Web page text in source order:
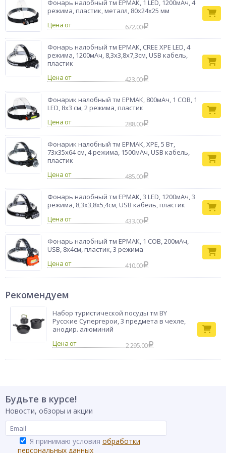
Тип товара
Фонарь
налобный
Бренд
Фонарь налобный тм ЕРМАК, 1 LED, 1200мАч, 4
режима, пластик, металл, 80х24х25 мм
Цена от
672.00
Фонарь налобный тм ЕРМАК, CREE XPE LED, 4
режима, 1200мАч, 8,3х3,8х7,3см, USB кабель,
пластик
Цена от
423.00
Фонарик налобный тм ЕРМАК, 800мАч, 1 COB, 1
LED, 8х3 см, 2 режима, пластик
Цена от
288.00
Фонарик налобный тм ЕРМАК, XPE, 5 Вт,
73х35х64 см, 4 режима, 1500мАч, USВ кабель,
пластик
Цена от
485.00
Фонарь налобный тм ЕРМАК, 3 LED, 1200мАч, 3
режима, 8,3х3,8х5,4см, USB кабель, пластик
Цена от
433.00
Фонарь налобный тм ЕРМАК, 1 COB, 200мАч,
USB, 8х4см, пластик, 3 режима
Цена от
410.00
Рекомендуем
Набор туристической посуды тм BY
Русские Супергерои, 3 предмета в чехле,
анодир. алюминий
2 295.00
Будьте в курсе!
Новости, обзоры и акции
Я принимаю условия обработки
персональных данных